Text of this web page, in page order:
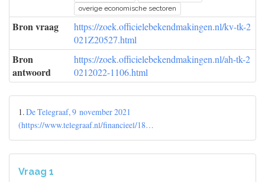
overige economische sectoren
Bron vraag
https://zoek.officielebekendmakingen.nl/kv-tk-2
021Z20527.html
Bron
antwoord
https://zoek.officielebekendmakingen.nl/ah-tk-2
0212022-1106.html
1.De Telegraaf, 9 november 2021
(https://www.telegraaf.nl/financieel/18…
Vraag 1